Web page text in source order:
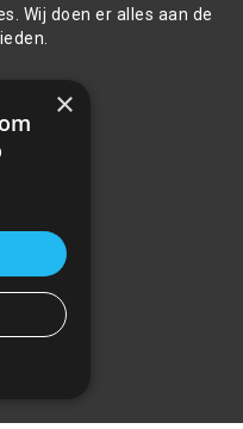
Wij doen er alles aan de
×